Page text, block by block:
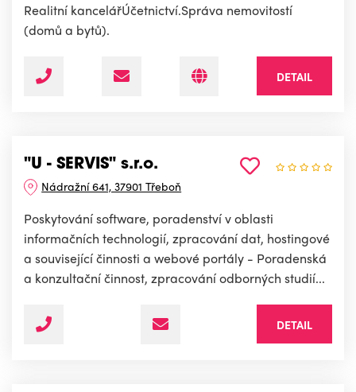
Realitní kancelářÚčetnictví.Správa nemovitostí
(domů a bytů).
DETAIL
"U - SERVIS" s.r.o.
Nádražní 641, 37901 Třeboň
Poskytování software, poradenství v oblasti
informačních technologií, zpracování dat, hostingové
a související činnosti a webové portály - Poradenská
a konzultační činnost, zpracování odborných studií...
DETAIL